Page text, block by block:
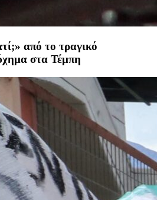
από το τραγικό
στα Τέμπη